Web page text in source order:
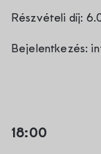
Részvételi díj:
Bejelentkezés:
18:00